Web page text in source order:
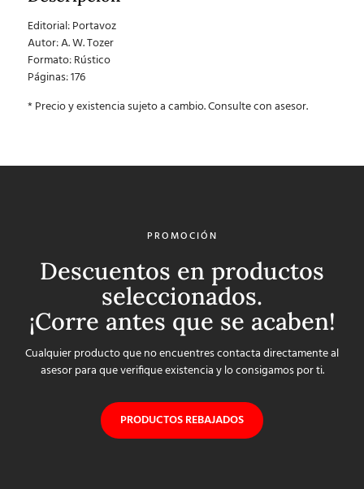
Editorial: Portavoz
Autor:A. W. Tozer
Formato: Rústico
Páginas: 176
* Precio y existencia sujeto a cambio. Consulte con asesor.
PROMOCIÓN
Descuentos en productos
seleccionados.
¡Corre antes que se acaben!
Cualquier producto que no encuentres contacta directamente al
asesor para que verifique existencia y lo consigamos por ti.
PRODUCTOS REBAJADOS